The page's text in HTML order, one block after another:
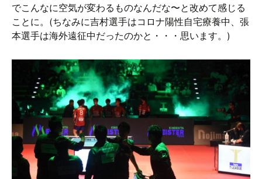
でこんなに空気が変わるものなんだな〜と改めて感じる
ことに。(ちなみに吉村選手はコロナ陽性自宅療養中、張
本選手は海外遠征中だったのかと・・・思います。)